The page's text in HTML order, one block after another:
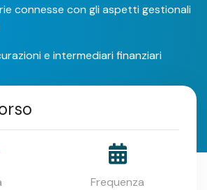
connesse con gli aspetti gestionali
e intermediari finanziari
Frequenza